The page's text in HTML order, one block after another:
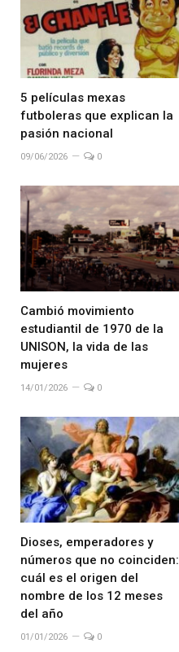
5 películas mexas
futboleras que explican la
pasión nacional
09/06/2026 0
Cambió movimiento
estudiantil de 1970 de la
UNISON, la vida de las
mujeres
14/01/2026 0
Dioses, emperadores y
números que no coinciden:
cuál es el origen del
nombre de los 12 meses
del año
01/01/2026 0